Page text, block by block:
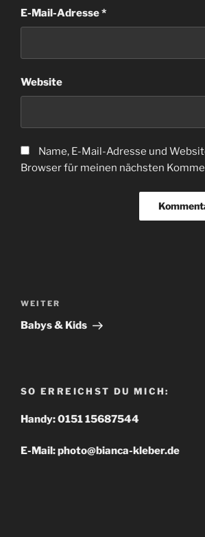
E-Mail-Adresse*
Website
Name, E-Mail-Adresse und
Browser für meinen nächsten
Nächster
Beitrag
WEITER
Babys & Kids
SO ERREICHST DU MICH:
Handy: 0151 15687544
E-Mail: photo@bianca-kleber.de